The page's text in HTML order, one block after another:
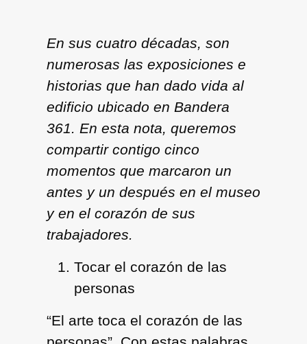
En sus cuatro décadas, son
numerosas las exposiciones e
historias que han dado vida al
edificio ubicado en Bandera
361. En esta nota, queremos
compartir contigo cinco
momentos que marcaron un
antes y un después en el museo
y en el corazón de sus
trabajadores.
Tocar el corazón de las
personas
“El arte toca el corazón de las